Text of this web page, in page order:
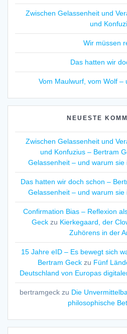
Zwischen Gelassenheit und
und
Wir müssen
Das hatten wir
Vom Maulwurf, vom Wolf –
NEUESTE
Zwischen Gelassenheit und
und Konfuzius – Bertram
Gelassenheit – und warum
Das hatten wir doch schon –
Gelassenheit – und warum
Confirmation Bias – Reflexion
Geckzu Kierkegaard, der
Zuhörens in der
15 Jahre eID – Es bewegt sich
Bertram Geck zu Fünf
Deutschland von Europas
bertramgeckzu Die
philosophische